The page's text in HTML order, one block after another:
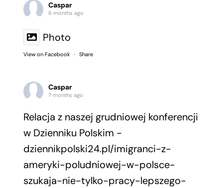
Caspar
6 months ago
Photo
View on Facebook · Share
Caspar
7 months ago
Relacja z naszej grudniowej konferencji
w Dzienniku Polskim -
dziennikpolski24.pl/imigranci-z-
ameryki-poludniowej-w-polsce-
szukaja-nie-tylko-pracy-lepszego-